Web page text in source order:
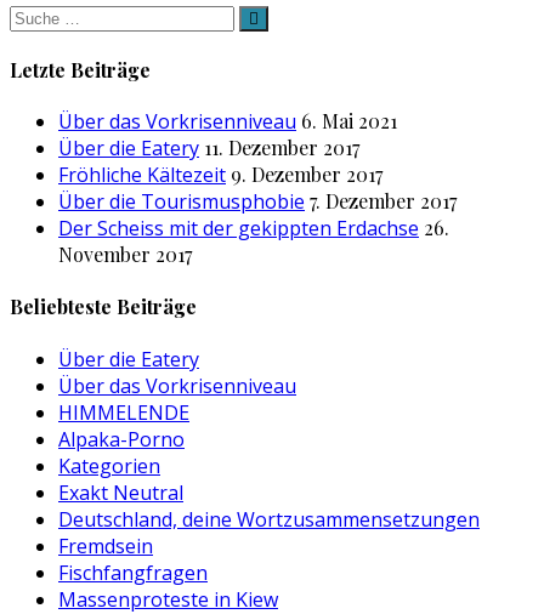
Suche
nach:
Letzte Beiträge
Über das Vorkrisenniveau 6. Mai 2021
Über die Eatery 11. Dezember 2017
Fröhliche Kältezeit 9. Dezember 2017
Über die Tourismusphobie 7. Dezember 2017
Der Scheiss mit der gekippten Erdachse 26.
November 2017
Beliebteste Beiträge
Über die Eatery
Über das Vorkrisenniveau
HIMMELENDE
Alpaka-Porno
Kategorien
Exakt Neutral
Deutschland, deine Wortzusammensetzungen
Fremdsein
Fischfangfragen
Massenproteste in Kiew